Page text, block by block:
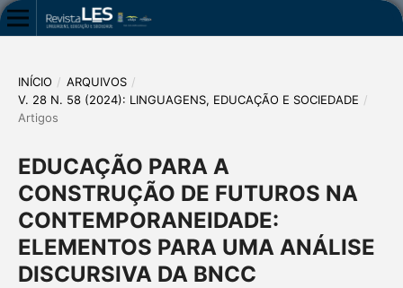
INÍCIO / ARQUIVOS /
V. 28 N. 58 (2024): LINGUAGENS, EDUCAÇÃO E SOCIEDADE /
Artigos
EDUCAÇÃO PARA A
CONSTRUÇÃO DE FUTUROS NA
CONTEMPORANEIDADE:
ELEMENTOS PARA UMA ANÁLISE
DISCURSIVA DA BNCC